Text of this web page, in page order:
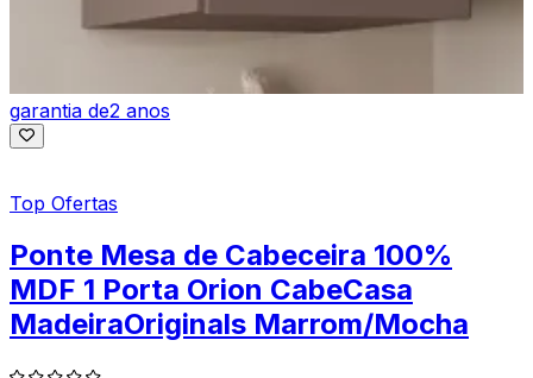
garantia de2 anos
Top Ofertas
Ponte Mesa de Cabeceira 100%
MDF 1 Porta Orion CabeCasa
MadeiraOriginals Marrom/Mocha